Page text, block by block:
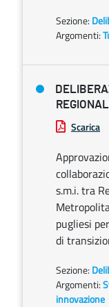
Sezione:
Argomenti:
Scarica
s.m.i. tra
pugliesi
di
Sezione:
Argomenti:
innovazione